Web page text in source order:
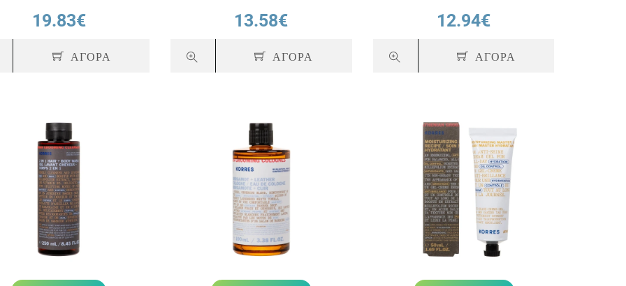
19.83€
ΑΓΟΡΑ
13.58€
ΑΓΟΡΑ
12.94€
ΑΓΟΡΑ